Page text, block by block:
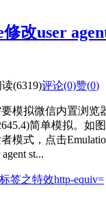
改user
读(6319)评论(0)赞(0)
模拟微信内置浏览
简单模拟。如
模式，点击
st...